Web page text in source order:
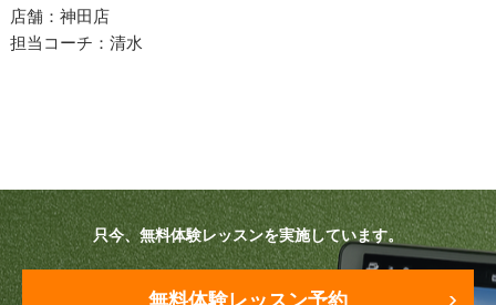
最新のスイング解析システム
原田メソッド
エゴスキューメソッド
店舗：神田店
担当コーチ：清水
只今、無料体験レッスンを実施しています。
無料体験レッスン予約